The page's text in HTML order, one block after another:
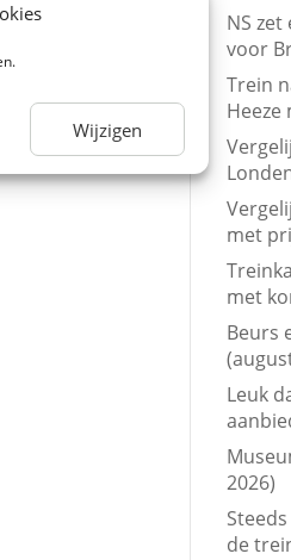
Wijzigen
NS
voor
Trein
met
met
Beurs
Leuk
2026)
de